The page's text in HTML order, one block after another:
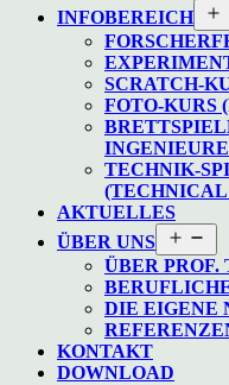
INFOBEREICH
SCRATCH-
FOTO-KURS
INGENIEURE
TECHNIK-
(TECHNICAL
AKTUELLES
ÜBER UNS
ÜBER PROF.
DIE EIGENE
KONTAKT
DOWNLOAD